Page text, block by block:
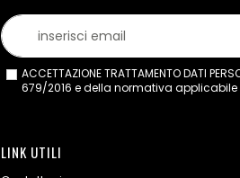
ACCETTAZIONE TRATTAMENTO DATI
679/2016 e della normativa applicabile
LINK UTILI